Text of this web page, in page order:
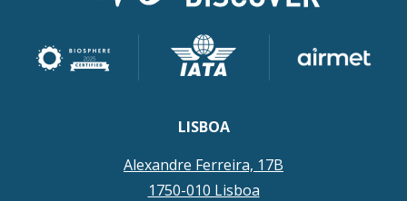
LISBOA
Alexandre Ferreira, 17B
1750-010 Lisboa